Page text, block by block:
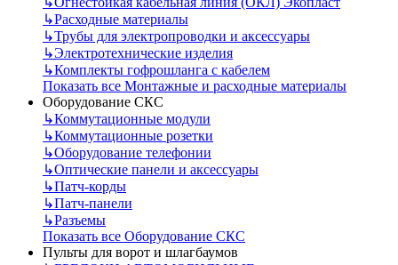
↳Расходные материалы
↳Трубы для электропроводки и аксессуары
↳Электротехнические изделия
↳Комплекты гофрошланга с кабелем
Показать все Монтажные и расходные материалы
Оборудование СКС
↳Коммутационные модули
↳Коммутационные розетки
↳Оборудование телефонии
↳Оптические панели и аксессуары
↳Патч-корды
↳Патч-панели
↳Разъемы
Показать все Оборудование СКС
Пульты для ворот и шлагбаумов